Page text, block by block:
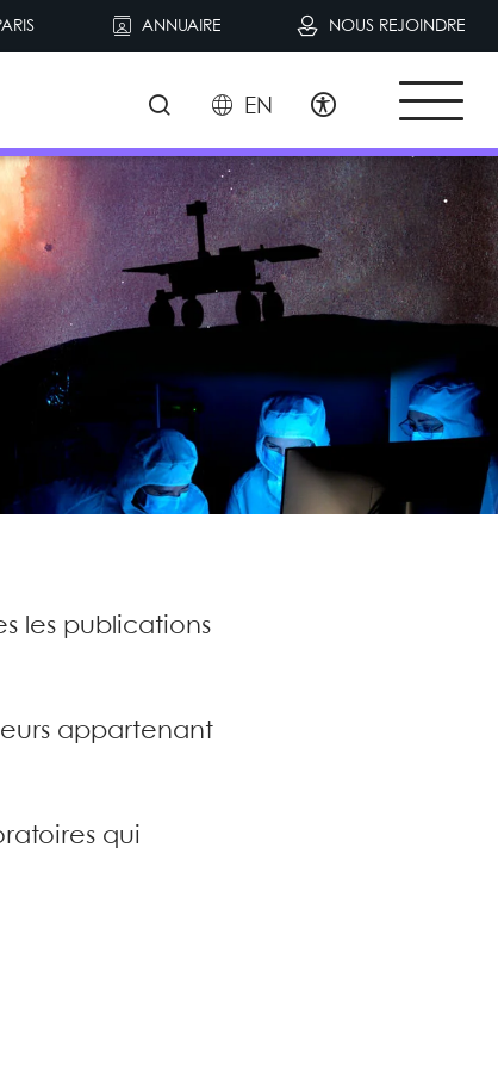
ANNUAIRE NOUS REJOINDRE
EN
les publications
appartenant
qui